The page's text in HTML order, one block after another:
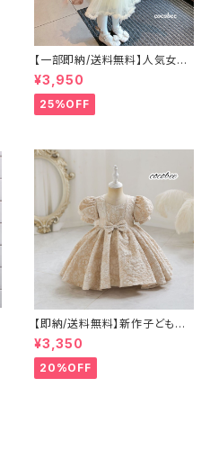
【一部即納/送料無料】人気女の
子フォーマルスーツセットアップ
ジャケットワンピース入園式卒
園式入学式 子供服 女 女の子
卒園式 小学生 おしゃれ 年長 新
式8090100110 120 130㎝
cocobee
¥3,950
25%OFF
【即納/送料無料】新作子どもド
レスワンピース袖付き子供服 ベ
ビードレス女の子 卒園式 小学
生 おしゃれ 年長 結婚式 お誕生
日 結婚式 発表会 コンクール パ
¥3,350
20%OFF